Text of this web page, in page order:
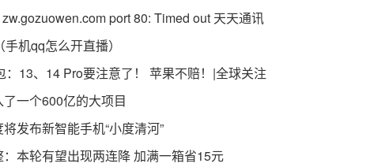
port 80: Timed out 天天通讯
机qq怎么开直播）
：13、14 Pro要注意了！ 苹果不赔！|全球关注
一个600亿的大项目
发布新智能手机“小度清河”
本轮有望出现两连降 加满一箱省15元